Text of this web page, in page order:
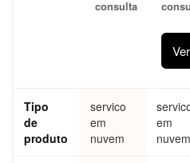
(500
Resp
ond
and
consulta
addo
EDR
B
data
retent
Tipo
de
produto
servico
em
nuvem
em
nuvem